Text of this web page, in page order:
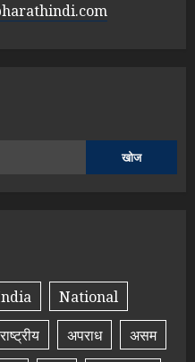
खोज
National
अपराध
असम